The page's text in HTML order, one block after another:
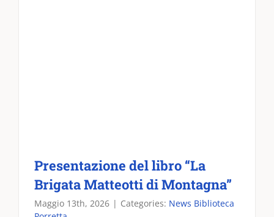
Presentazione del libro “La
Brigata Matteotti di Montagna”
Maggio 13th, 2026 | Categories: News Biblioteca